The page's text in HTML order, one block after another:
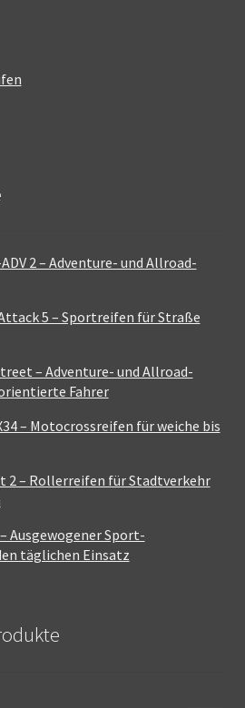
2 – Adventure- und Allroad-
5 – Sportreifen für Straße
– Adventure- und Allroad-
Fahrer
– Motocrossreifen für weiche bis
2 – Rollerreifen für Stadtverkehr
Ausgewogener Sport-
täglichen Einsatz